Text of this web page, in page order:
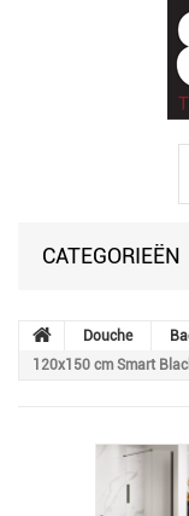
CATEGORIEËN
Douche
120x150 cm Smart